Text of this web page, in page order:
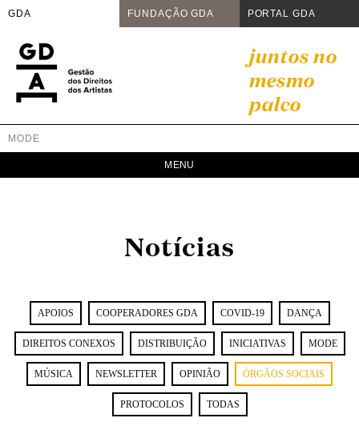
GDA FUNDAÇÃO GDA PORTAL GDA
content
juntos no
mesmo
palco
GDA
Juntos no mesmo palco
MODE
Notícias
APOIOS COOPERADORES GDA COVID-19 DANÇA
DIREITOS CONEXOS DISTRIBUIÇÃO INICIATIVAS MODE
MÚSICA NEWSLETTER OPINIÃO ÓRGÃOS SOCIAIS
PROTOCOLOS TODAS